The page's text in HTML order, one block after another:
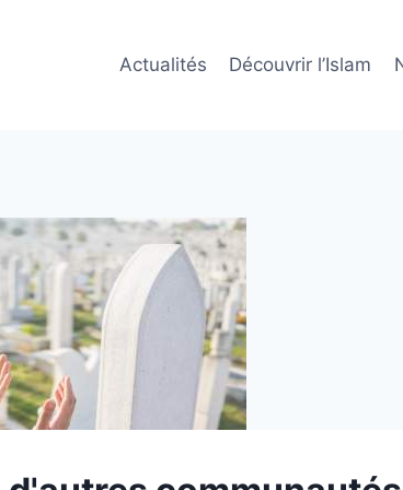
Actualités Découvrir l’Islam